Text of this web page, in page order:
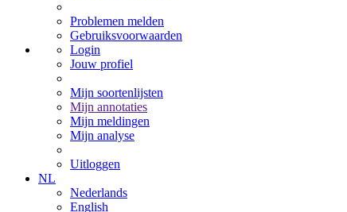
Problemen melden
Gebruiksvoorwaarden
Login
Jouw profiel
Mijn soortenlijsten
Mijn annotaties
Mijn meldingen
Mijn analyse
Uitloggen
NL
Nederlands
English